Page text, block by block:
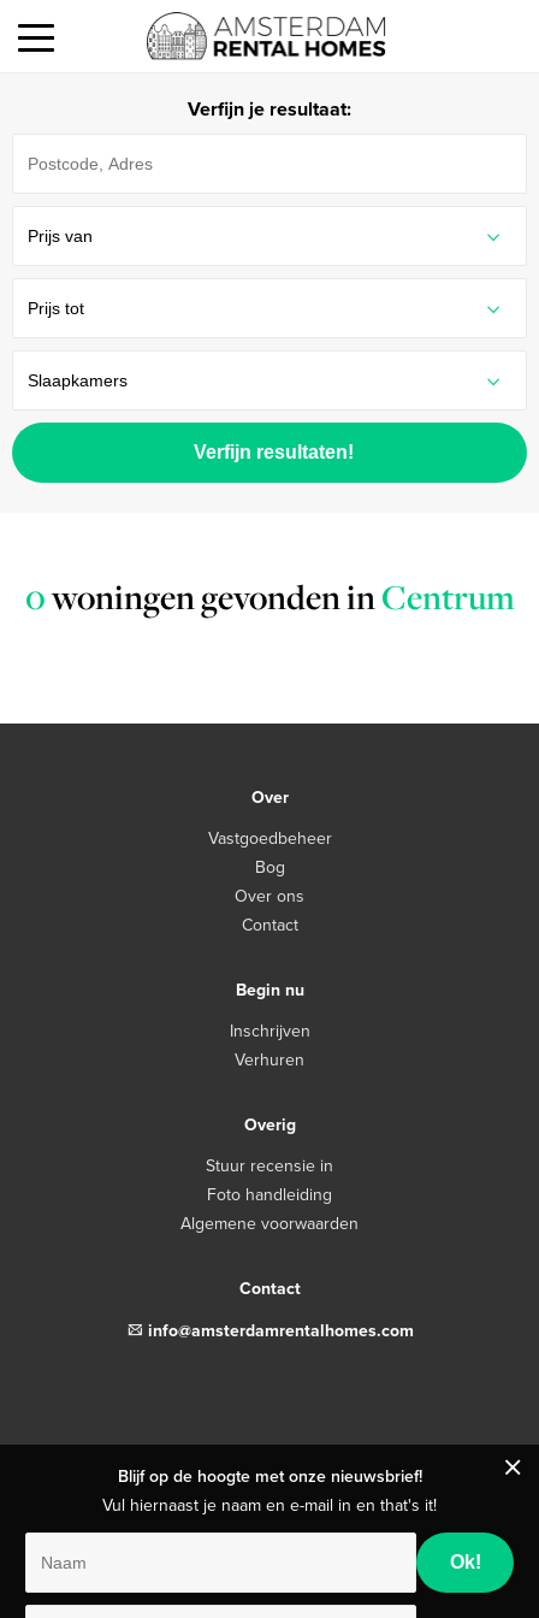
Verfijn je resultaat:
Verfijn resultaten!
0woningen gevonden inCentrum
Over
Vastgoedbeheer
Bog
Over ons
Contact
Begin nu
Inschrijven
Verhuren
Overig
Stuur recensie in
Foto handleiding
Algemene voorwaarden
Contact
email info@amsterdamrentalhomes.com
Blijf op de hoogte met onze nieuwsbrief!
Vul hiernaast je naam en e-mail in en that's it!
close